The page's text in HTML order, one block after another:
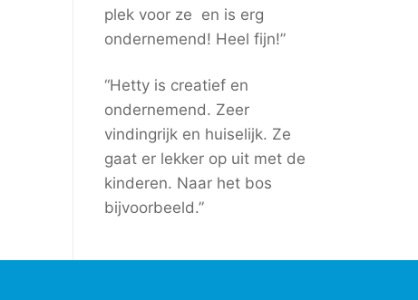
plek voor ze en is erg
ondernemend! Heel fijn!”
“Hetty is creatief en
ondernemend. Zeer
vindingrijk en huiselijk. Ze
gaat er lekker op uit met de
kinderen. Naar het bos
bijvoorbeeld.”